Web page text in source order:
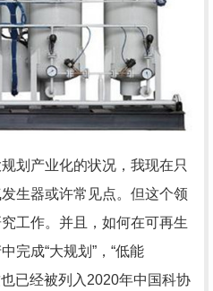
划产业化的状况，我现在只
生器或许常见点。但这个领
工作。并且，如何在可再生
完成“大规划”，“低能
已经被列入2020年中国科协